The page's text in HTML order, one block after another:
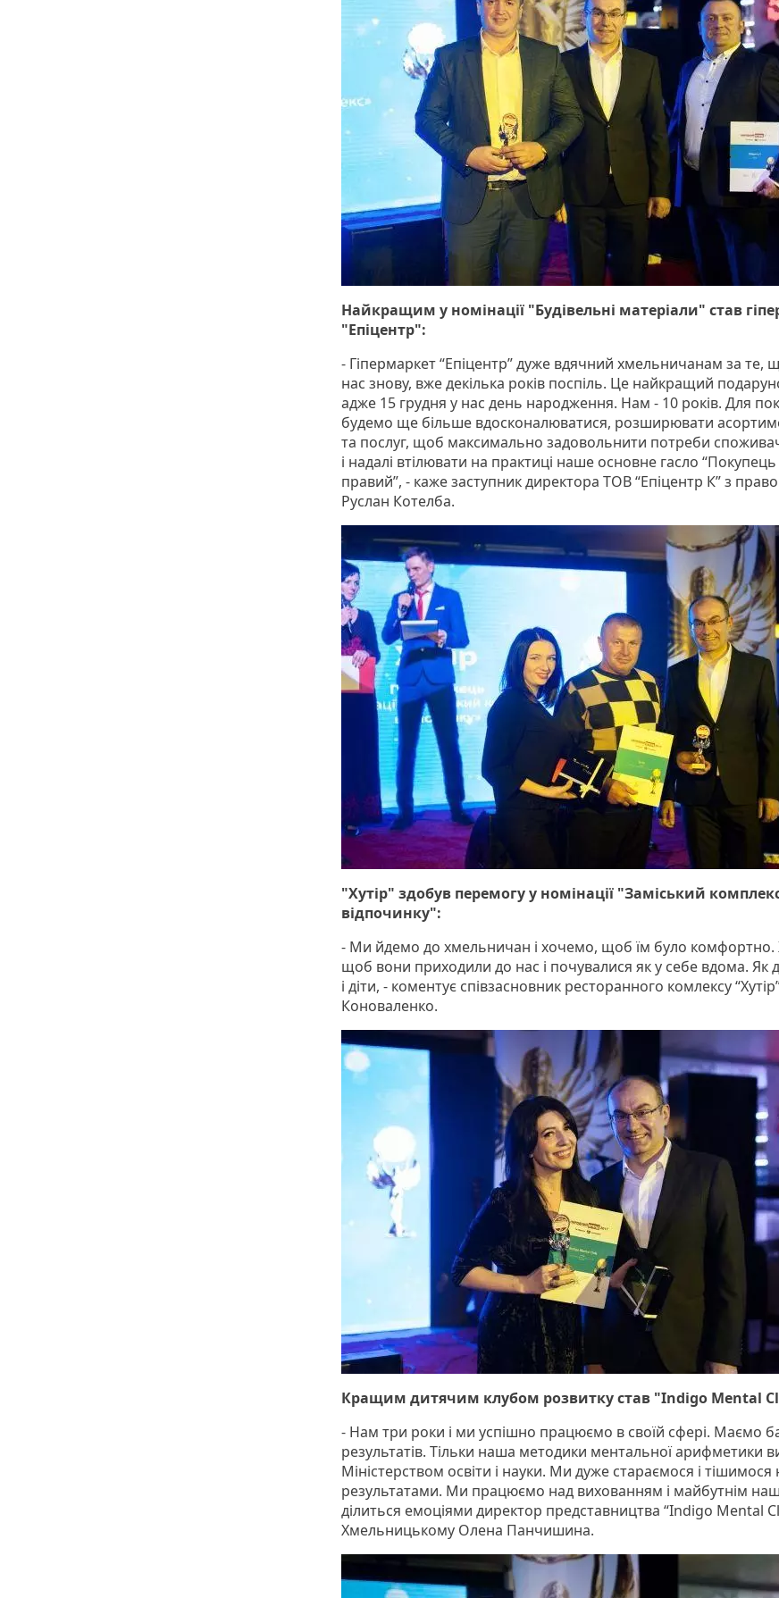
Найкращим у номінації "Будівельні матеріали" став
"Епіцентр":
- Гіпермаркет “Епіцентр” дуже вдячний хмельничанам за те,
нас знову, вже декілька років поспіль. Це найкращий
адже 15 грудня у нас день народження. Нам - 10 років. Для
будемо ще більше вдосконалюватися, розширювати
та послуг, щоб максимально задовольнити потреби
і надалі втілювати на практиці наше основне гасло
правий”, - каже заступник директора ТОВ “Епіцентр К” з
Руслан Котелба.
"Хутір" здобув перемогу у номінації "Заміський
відпочинку":
- Ми йдемо до хмельничан і хочемо, щоб їм було комфортно.
щоб вони приходили до нас і почувалися як у себе вдома. Як
і діти, - коментує співзасновник ресторанного комлексу
Коноваленко.
Кращим дитячим клубом розвитку став "Indigo Mental
- Нам три роки і ми успішно працюємо в своїй сфері. Маємо
результатів. Тільки наша методики ментальної арифметики
Міністерством освіти і науки. Ми дуже стараємося і
результатами. Ми працюємо над вихованням і майбутнім
ділиться емоціями директор представництва “Indigo Mental
Хмельницькому Олена Панчишина.